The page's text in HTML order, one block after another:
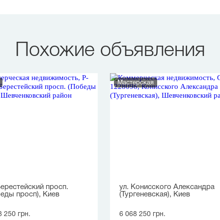
Похожие объявления
просп.
просп), Киев
250 грн.
Мастерская
ул. Конисского Александра
(Тургеневская), Киев
6 068 250 грн.